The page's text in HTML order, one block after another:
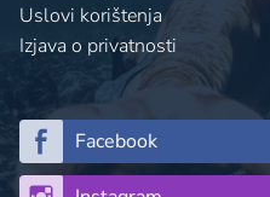
Uslovi korištenja
Izjava o privatnosti
Facebook